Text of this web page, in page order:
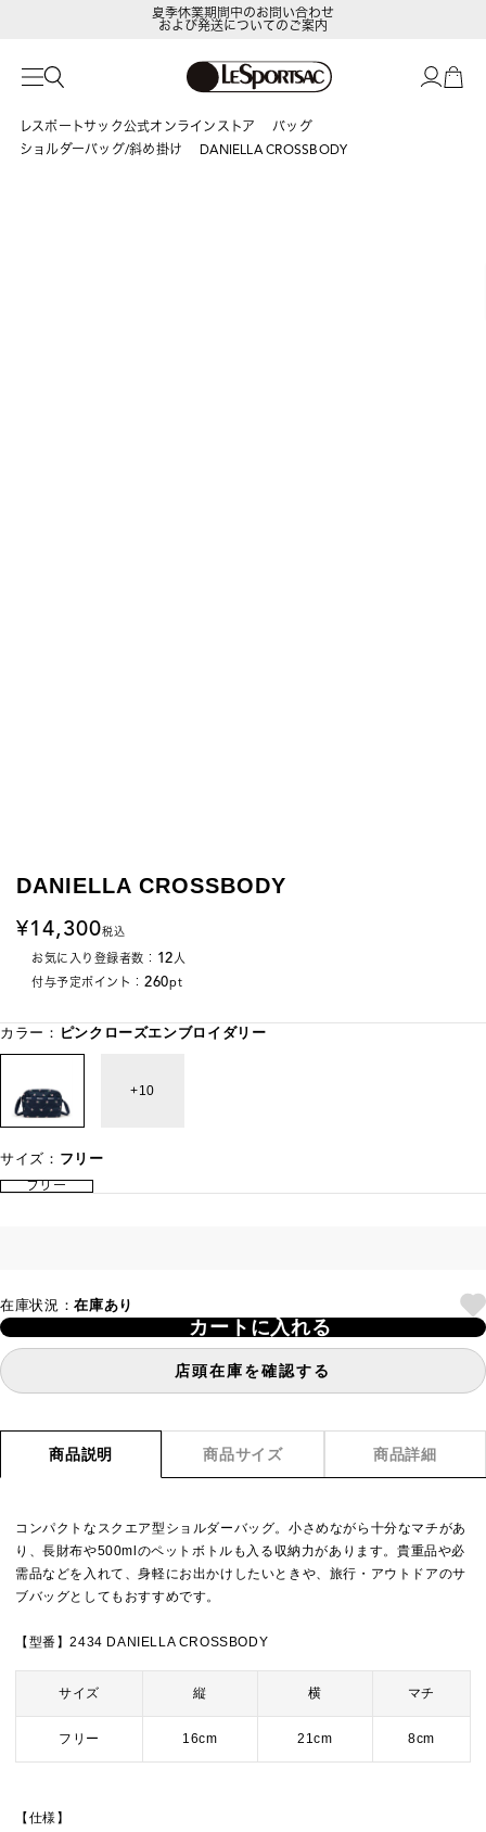
LeSportsac Member's Club
および発送についてのご案内
レスポートサック公式オンラインストア
バッグ
ショルダーバッグ/斜め掛け
DANIELLA CROSSBODY
DANIELLA CROSSBODY
14,300税込
お気に入り登録者数： 12人
付与予定ポイント： 260pt
カラー： ピンクローズエンブロイダリー
10
サイズ： フリー
フリー
在庫状況：在庫あり
カートに入れる
店頭在庫を確認する
商品説明 商品サイズ 商品詳細
コンパクトなスクエア型ショルダーバッグ。小さめながら十分なマチがあ
り、長財布や500mlのペットボトルも入る収納力があります。貴重品や必
需品などを入れて、身軽にお出かけしたいときや、旅行・アウトドアのサ
ブバッグとしてもおすすめです。
【型番】2434 DANIELLA CROSSBODY
サイズ 縦 横 マチ
フリー 16cm 21cm 8cm
【仕様】